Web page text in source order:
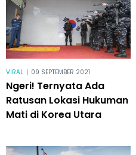
VIRAL | 09 SEPTEMBER 2021
Ngeri! Ternyata Ada
Ratusan Lokasi Hukuman
Mati di Korea Utara